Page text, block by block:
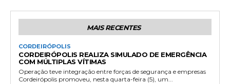
MAIS RECENTES
CORDEIRÓPOLIS
CORDEIRÓPOLIS REALIZA SIMULADO DE EMERGÊNCIA
COM MÚLTIPLAS VÍTIMAS
Operação teve integração entre forças de segurança e empresas
Cordeirópolis promoveu, nesta quarta-feira (5), um...